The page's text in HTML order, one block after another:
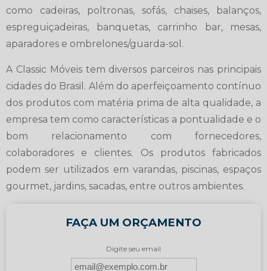
como cadeiras, poltronas, sofás, chaises, balanços,
espreguiçadeiras, banquetas, carrinho bar, mesas,
aparadores e ombrelones/guarda-sol.
A Classic Móveis tem diversos parceiros nas principais
cidades do Brasil. Além do aperfeiçoamento contínuo
dos produtos com matéria prima de alta qualidade, a
empresa tem como características a pontualidade e o
bom relacionamento com fornecedores,
colaboradores e clientes. Os produtos fabricados
podem ser utilizados em varandas, piscinas, espaços
gourmet, jardins, sacadas, entre outros ambientes.
FAÇA UM ORÇAMENTO
Digite seu email